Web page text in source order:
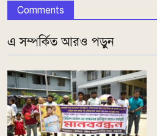
Comments
এ সম্পর্কিত আরও পড়ুন